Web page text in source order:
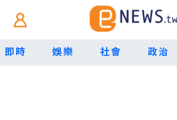
即時 娛樂 社會 政治